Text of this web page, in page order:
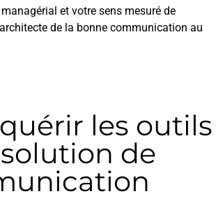
et votre sens mesuré de
de la bonne communication au
les outils
de